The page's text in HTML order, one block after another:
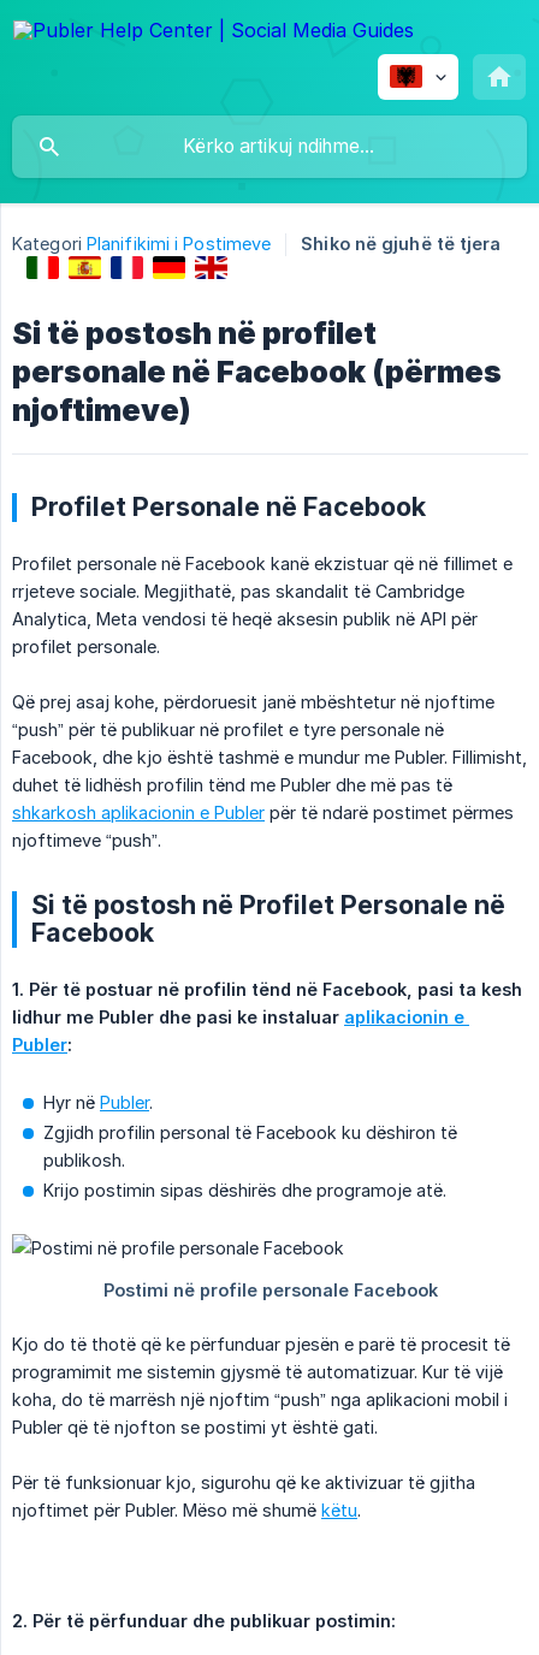
Kategori Planifikimi i Postimeve Shiko në gjuhë të tjera
Si të postosh në profilet
personale në Facebook (përmes
njoftimeve)
Profilet Personale në Facebook
Profilet personale në Facebook kanë ekzistuar që në fillimet e
rrjeteve sociale. Megjithatë, pas skandalit të Cambridge
Analytica, Meta vendosi të heqë aksesin publik në API për
profilet personale.
Që prej asaj kohe, përdoruesit janë mbështetur në njoftime
“push” për të publikuar në profilet e tyre personale në
Facebook, dhe kjo është tashmë e mundur me Publer. Fillimisht,
duhet të lidhësh profilin tënd me Publer dhe më pas të
shkarkosh aplikacionin e Publer për të ndarë postimet përmes
njoftimeve “push”.
Si të postosh në Profilet Personale në
Facebook
1. Për të postuar në profilin tënd në Facebook, pasi ta kesh
lidhur me Publer dhe pasi ke instaluar aplikacionin e
Publer:
Hyr në Publer.
Zgjidh profilin personal të Facebook ku dëshiron të
publikosh.
Krijo postimin sipas dëshirës dhe programoje atë.
Kjo do të thotë që ke përfunduar pjesën e parë të procesit të
programimit me sistemin gjysmë të automatizuar. Kur të vijë
koha, do të marrësh një njoftim “push” nga aplikacioni mobil i
Publer që të njofton se postimi yt është gati.
Për të funksionuar kjo, sigurohu që ke aktivizuar të gjitha
njoftimet për Publer. Mëso më shumë këtu.
2. Për të përfunduar dhe publikuar postimin: